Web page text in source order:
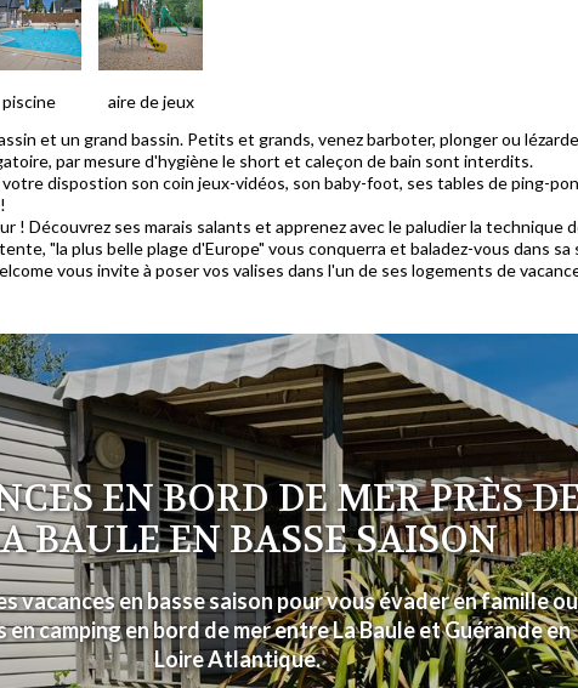
piscine
aire de jeux
et un grand bassin. Petits et grands, venez barboter, plonger ou
par mesure d'hygiène le short et caleçon de bain sont interdits.
dispostion son coin jeux-vidéos, son baby-foot, ses tables de ping-
! Découvrez ses marais salants et apprenez avec le paludier la
"la plus belle plage d'Europe" vous conquerra et baladez-vous dans
vous invite à poser vos valises dans l'un de ses logements de
EN BORD DE MER PRÈS
BAULE EN BASSE SAISON
vacances en basse saison pour vous évader en famille ou
en camping en bord de mer entre La Baule et Guérande en
Loire Atlantique.